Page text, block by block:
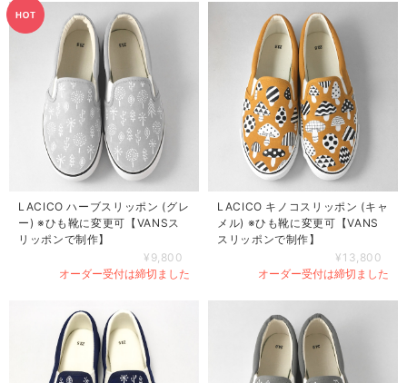
LACICO ハーブスリッポン (グレ
ー) ※ひも靴に変更可【VANSス
リッポンで制作】
¥9,800
オーダー受付は締切ました
LACICO キノコスリッポン (キャ
メル) ※ひも靴に変更可【VANS
スリッポンで制作】
¥13,800
オーダー受付は締切ました